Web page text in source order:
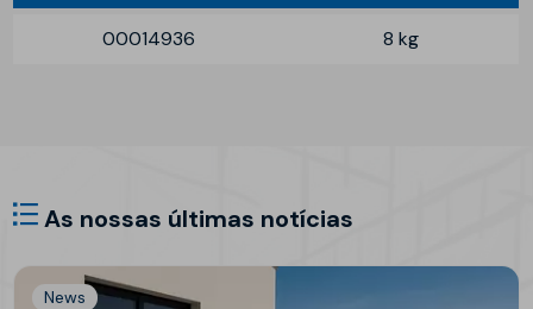
00014936 8 kg
As nossas últimas notícias
News